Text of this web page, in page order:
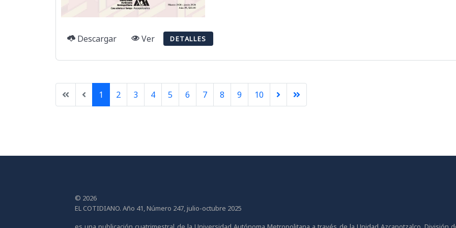
Descargar Ver DETALLES
1 2 3 4 5 6 7 8 9 10
© 2026
EL COTIDIANO. Año 41, Número 247, julio-octubre 2025